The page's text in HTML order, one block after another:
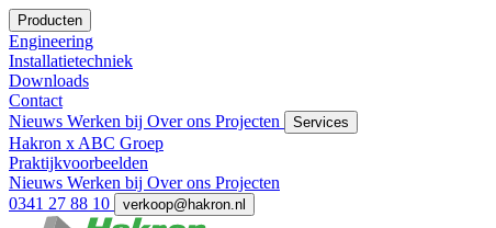
Producten
Engineering
Installatietechniek
Downloads
Contact
Nieuws Werken bij Over ons Projecten Services
Hakron x ABC Groep
Praktijkvoorbeelden
Nieuws Werken bij Over ons Projecten
0341 27 88 10
verkoop@hakron.nl